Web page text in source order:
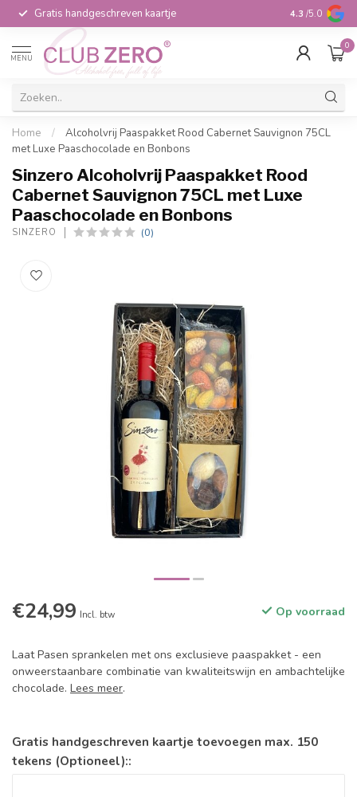
Gratis handgeschreven kaartje Voor 16:00
4.3 /5.0
MENU
0
Home /
Alcoholvrij Paaspakket Rood Cabernet Sauvignon 75CL
met Luxe Paaschocolade en Bonbons
Sinzero Alcoholvrij Paaspakket Rood
Cabernet Sauvignon 75CL met Luxe
Paaschocolade en Bonbons
SINZERO (0)
€24,99 Incl. btw Op voorraad
Laat Pasen sprankelen met ons exclusieve paaspakket - een
onweerstaanbare combinatie van kwaliteitswijn en ambachtelijke
chocolade. Lees meer.
Gratis handgeschreven kaartje toevoegen max. 150
tekens (Optioneel)::